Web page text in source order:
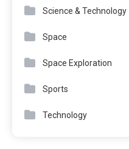
Science & Technology
Space
Space Exploration
Sports
Technology